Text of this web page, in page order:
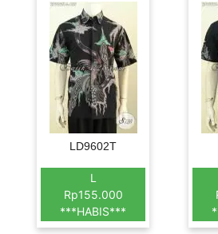
LD9602T
L
Rp155.000
***HABIS***